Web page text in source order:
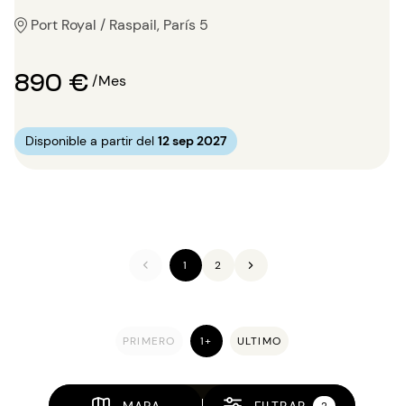
Port Royal / Raspail, París 5
890 €/Mes
Disponible a partir del 12 sep 2027
1 2
PRIMERO 1+ ULTIMO